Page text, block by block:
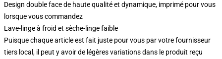
Design double face de haute qualité et dynamique, imprimé pour vous
lorsque vous commandez
Lave-linge à froid et sèche-linge faible
Puisque chaque article est fait juste pour vous par votre fournisseur
tiers local, il peut y avoir de légères variations dans le produit reçu